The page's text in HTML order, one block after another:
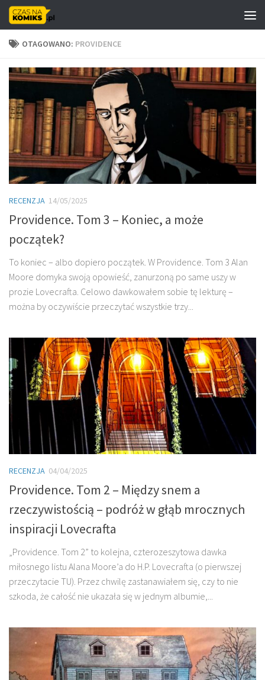
Skip to content
OTAGOWANO: PROVIDENCE
RECENZJA 14/05/2025
Providence. Tom 3 – Koniec, a może
początek?
To koniec – albo dopiero początek. W Providence. Tom 3 Alan
Moore domyka swoją opowieść, zanurzoną po same uszy w
prozie Lovecrafta. Celowo dawkowałem sobie tę lekturę –
można by oczywiście przeczytać wszystkie trzy...
RECENZJA 04/04/2025
Providence. Tom 2 – Między snem a
rzeczywistością – podróż w głąb mrocznych
inspiracji Lovecrafta
„Providence. Tom 2” to kolejna, czterozeszytowa dawka
miłosnego listu Alana Moore’a do H.P. Lovecrafta (o pierwszej
przeczytacie TU). Przez chwilę zastanawiałem się, czy to nie
szkoda, że całość nie ukazała się w jednym albumie,...